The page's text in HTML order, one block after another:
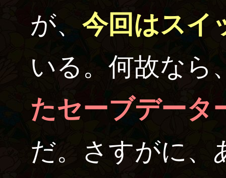
が、 今回はスイ
いる。何故なら
たセーブデータ
だ。さすがに、